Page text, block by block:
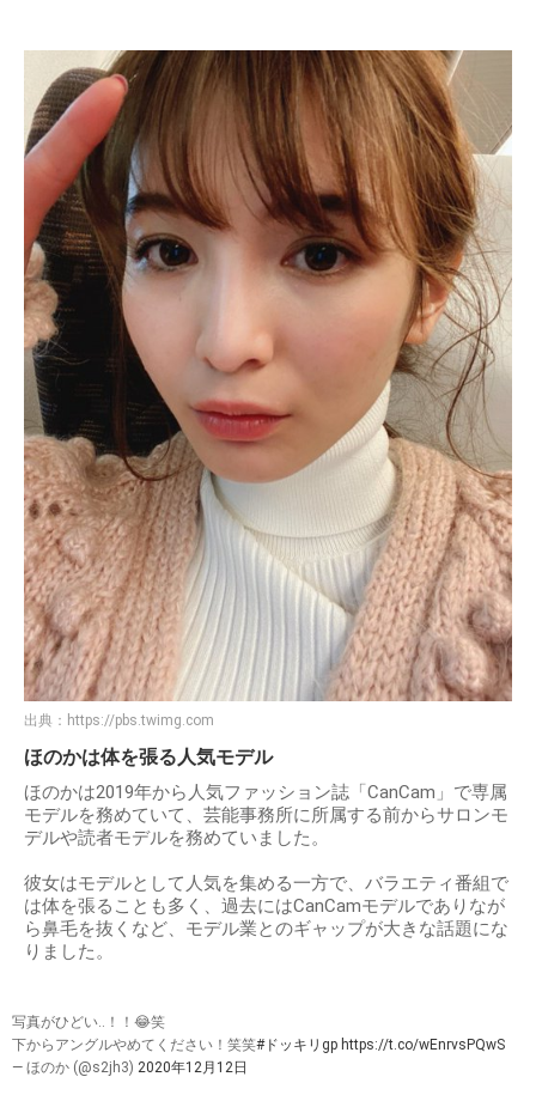
出典： https://pbs.twimg.com
ほのかは体を張る人気モデル
ほのかは2019年から人気ファッション誌「CanCam」で専属
モデルを務めていて、芸能事務所に所属する前からサロンモ
デルや読者モデルを務めていました。
彼女はモデルとして人気を集める一方で、バラエティ番組で
は体を張ることも多く、過去にはCanCamモデルでありなが
ら鼻毛を抜くなど、モデル業とのギャップが大きな話題にな
りました。
写真がひどい..！！😂笑
下からアングルやめてください！笑笑#ドッキリgp https://t.co/wEnrvsPQwS
— ほのか (@s2jh3) 2020年12月12日